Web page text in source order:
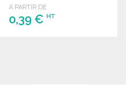
A PARTIR DE
0,39 €HT